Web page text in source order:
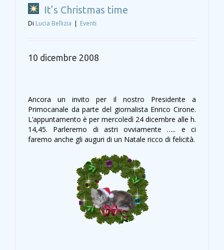
It’s Christmas time
Di Lucia Bellizia | Eventi
10 dicembre 2008
Ancora un invito per il nostro Presidente a
Primocanale da parte del giornalista Enrico Cirone.
L’appuntamento è per mercoledì 24 dicembre alle h.
14,45. Parleremo di astri ovviamente ….. e ci
faremo anche gli auguri di un Natale ricco di felicità.